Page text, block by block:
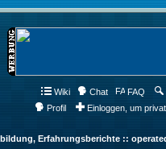
Wiki Chat FAQ
Profil
Einloggen, um
Erfahrungsberichte ::